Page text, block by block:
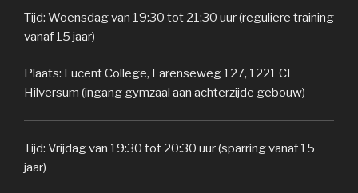
Tijd: Woensdag van 19:30 tot 21:30 uur (reguliere training
vanaf 15 jaar)
Plaats: Lucent College, Larenseweg 127, 1221 CL
Hilversum (ingang gymzaal aan achterzijde gebouw)
Tijd: Vrijdag van 19:30 tot 20:30 uur (sparring vanaf 15
jaar)